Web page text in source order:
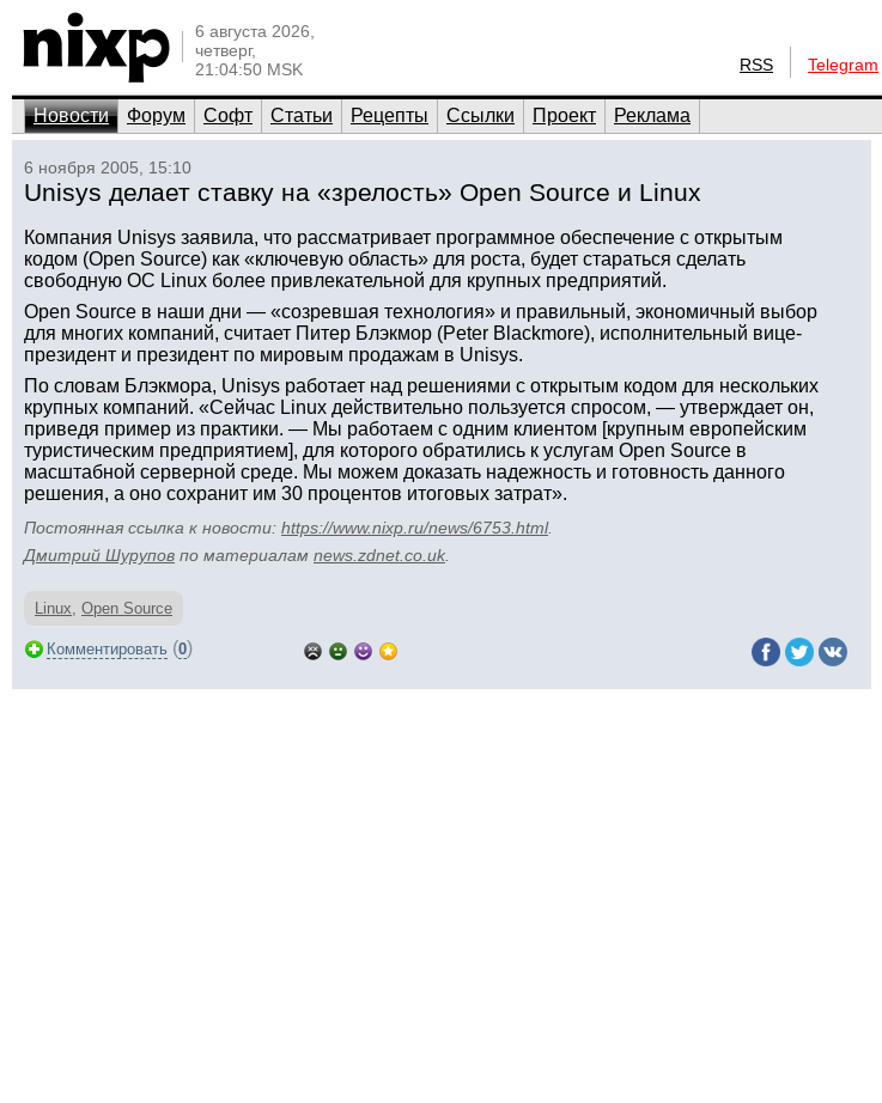
6 августа 2026,
четверг,
21:04:50 MSK
RSS Telegram
Новости Форум Софт Статьи Рецепты Ссылки Проект Реклама
6 ноября 2005, 15:10
Unisys делает ставку на «зрелость» Open Source и Linux
Компания Unisys заявила, что рассматривает программное обеспечение с открытым
кодом (Open Source) как «ключевую область» для роста, будет стараться сделать
свободную ОС Linux более привлекательной для крупных предприятий.
Open Source в наши дни — «созревшая технология» и правильный, экономичный выбор
для многих компаний, считает Питер Блэкмор (Peter Blackmore), исполнительный вице-
президент и президент по мировым продажам в Unisys.
По словам Блэкмора, Unisys работает над решениями с открытым кодом для нескольких
крупных компаний. «Сейчас Linux действительно пользуется спросом, — утверждает он,
приведя пример из практики. — Мы работаем с одним клиентом [крупным европейским
туристическим предприятием], для которого обратились к услугам Open Source в
масштабной серверной среде. Мы можем доказать надежность и готовность данного
решения, а оно сохранит им 30 процентов итоговых затрат».
Постоянная ссылка к новости: https://www.nixp.ru/news/6753.html.
Дмитрий Шурупов по материалам news.zdnet.co.uk
Linux, Open Source
Комментировать (0)